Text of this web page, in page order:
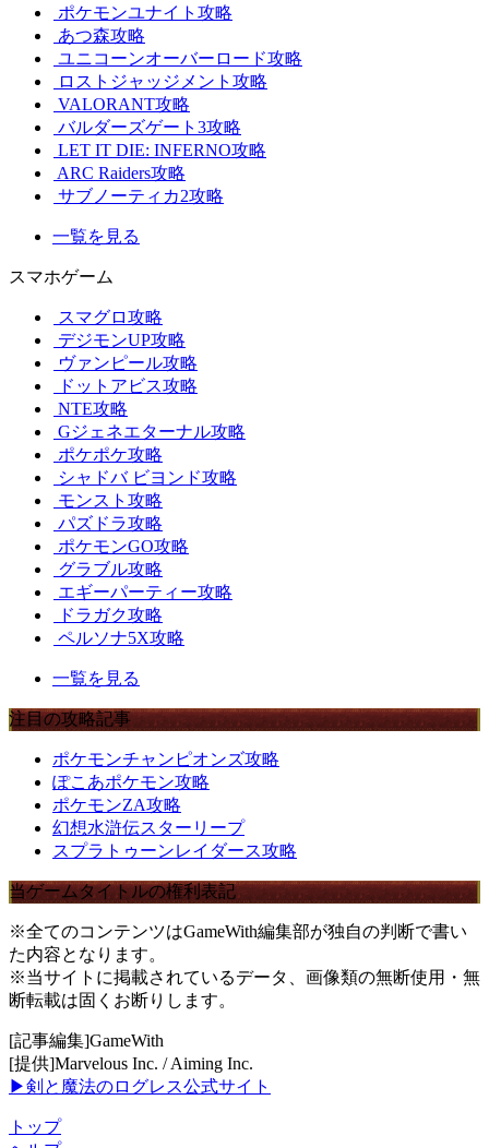
ポケモンユナイト攻略
あつ森攻略
ユニコーンオーバーロード攻略
ロストジャッジメント攻略
VALORANT攻略
バルダーズゲート3攻略
LET IT DIE: INFERNO攻略
ARC Raiders攻略
サブノーティカ2攻略
一覧を見る
スマホゲーム
スマグロ攻略
デジモンUP攻略
ヴァンピール攻略
ドットアビス攻略
NTE攻略
Gジェネエターナル攻略
ポケポケ攻略
シャドバ ビヨンド攻略
モンスト攻略
パズドラ攻略
ポケモンGO攻略
グラブル攻略
エギーパーティー攻略
ドラガク攻略
ペルソナ5X攻略
一覧を見る
注目の攻略記事
ポケモンチャンピオンズ攻略
ぽこあポケモン攻略
ポケモンZA攻略
幻想水滸伝スターリープ
スプラトゥーンレイダース攻略
当ゲームタイトルの権利表記
※全てのコンテンツはGameWith編集部が独自の判断で書い
た内容となります。
※当サイトに掲載されているデータ、画像類の無断使用・無
断転載は固くお断りします。
[記事編集]GameWith
[提供]Marvelous Inc. / Aiming Inc.
▶剣と魔法のログレス公式サイト
トップ